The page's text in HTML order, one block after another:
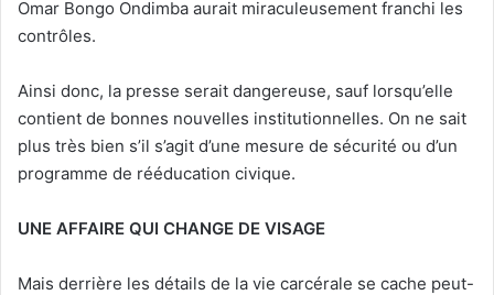
Omar Bongo Ondimba aurait miraculeusement franchi les
contrôles.
Ainsi donc, la presse serait dangereuse, sauf lorsqu’elle
contient de bonnes nouvelles institutionnelles. On ne sait
plus très bien s’il s’agit d’une mesure de sécurité ou d’un
programme de rééducation civique.
UNE AFFAIRE QUI CHANGE DE VISAGE
Mais derrière les détails de la vie carcérale se cache peut-